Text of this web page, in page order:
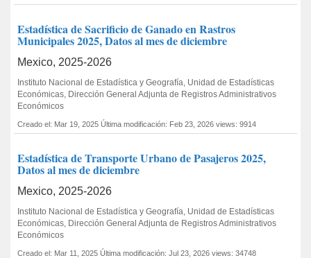
Estadística de Sacrificio de Ganado en Rastros
Municipales 2025, Datos al mes de diciembre
Mexico, 2025-2026
Instituto Nacional de Estadística y Geografía, Unidad de Estadísticas
Económicas, Dirección General Adjunta de Registros Administrativos
Económicos
Creado el: Mar 19, 2025 Última modificación: Feb 23, 2026 views: 9914
Estadística de Transporte Urbano de Pasajeros 2025,
Datos al mes de diciembre
Mexico, 2025-2026
Instituto Nacional de Estadística y Geografía, Unidad de Estadísticas
Económicas, Dirección General Adjunta de Registros Administrativos
Económicos
Creado el: Mar 11, 2025 Última modificación: Jul 23, 2026 views: 34748